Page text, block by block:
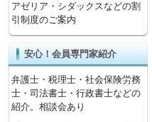
アゼリア・シダックスなどの割
引制度のご案内
安心！会員専門家紹介
弁護士・税理士・社会保険労務
士・司法書士・行政書士などの
紹介。相談会あり